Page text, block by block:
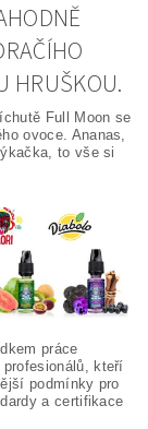
HRUŠKOU.
Full Moon se
ovoce. Ananas,
to vše si
práce
kteří
podmínky pro
a certifikace